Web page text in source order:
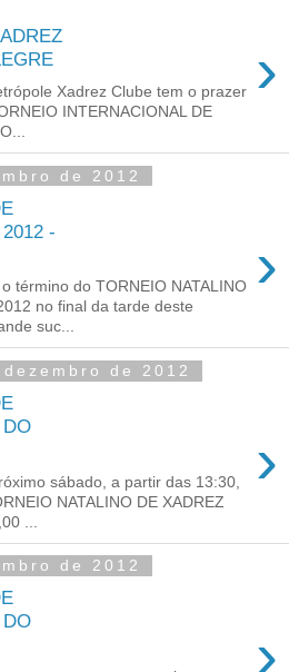
›
Xadrez Clube tem o prazer
INTERNACIONAL DE
de 2012
-
›
término do TORNEIO NATALINO
no final da tarde deste
suc...
de 2012
›
sábado, a partir das 13:30,
NATALINO DE XADREZ
...
de 2012
›